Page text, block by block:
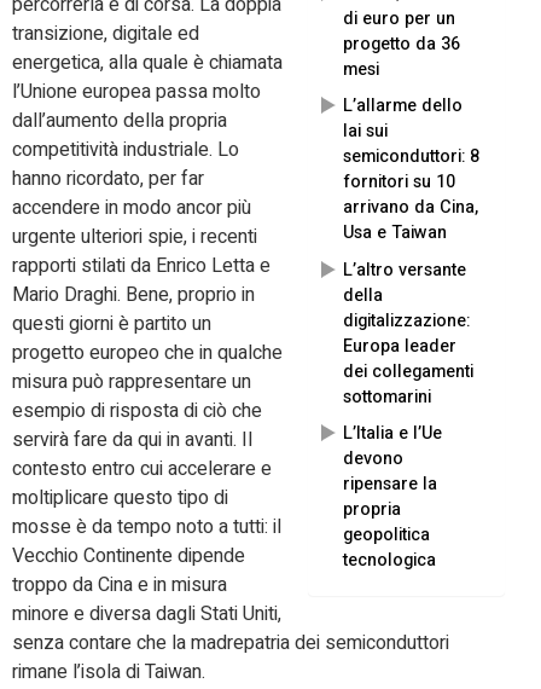
di euro per un
progetto da 36
mesi
L’allarme dello
Iai sui
semiconduttori: 8
fornitori su 10
arrivano da Cina,
Usa e Taiwan
L’altro versante
della
digitalizzazione:
Europa leader
dei collegamenti
sottomarini
L’Italia e l’Ue
devono
ripensare la
propria
geopolitica
tecnologica
transizione, digitale ed
energetica, alla quale è chiamata
l’Unione europea passa molto
dall’aumento della propria
competitività industriale. Lo
hanno ricordato, per far
accendere in modo ancor più
urgente ulteriori spie, i recenti
rapporti stilati da Enrico Letta e
Mario Draghi. Bene, proprio in
questi giorni è partito un
progetto europeo che in qualche
misura può rappresentare un
esempio di risposta di ciò che
servirà fare da qui in avanti. Il
contesto entro cui accelerare e
moltiplicare questo tipo di
mosse è da tempo noto a tutti: il
Vecchio Continente dipende
troppo da Cina e in misura
minore e diversa dagli Stati Uniti,
senza contare che la madrepatria dei semiconduttori
rimane l’isola di Taiwan.